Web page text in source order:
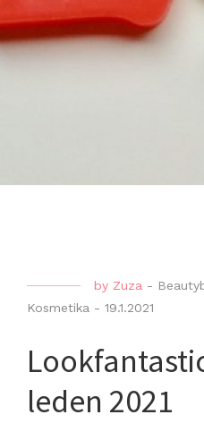
by Zuza -
Kosmetika - 19.1.2021
leden 2021